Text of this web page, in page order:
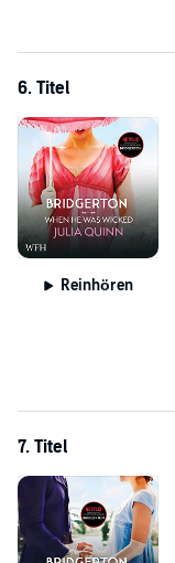
6. Titel
Reinhören
7. Titel